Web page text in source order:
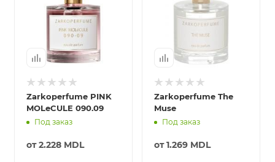
Zarkoperfume PINK
MOLeCULE 090.09
Под заказ
от2.228 MDL
Zarkoperfume The
Muse
Под заказ
от1.269 MDL